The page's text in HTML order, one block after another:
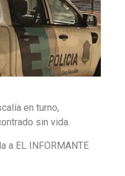
en turno,
sin vida.
a EL INFORMANTE